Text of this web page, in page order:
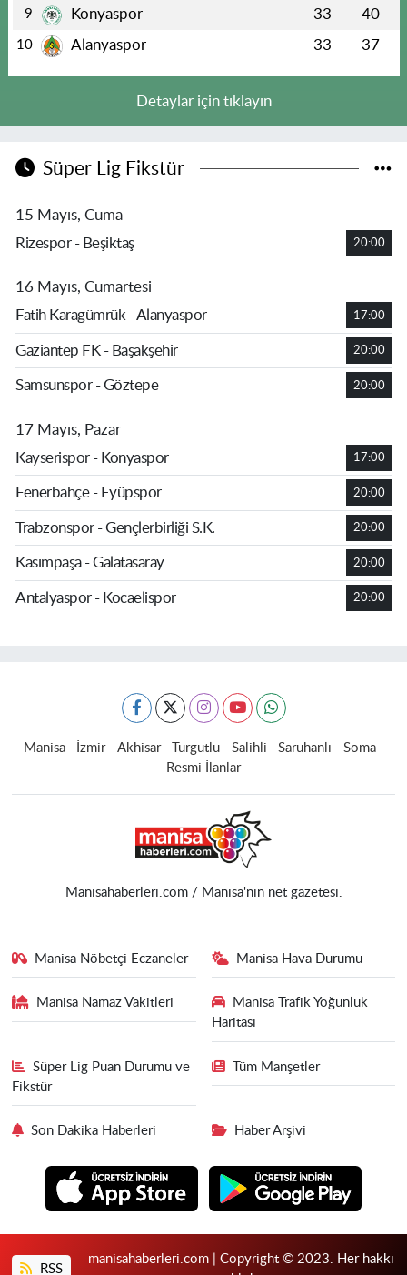
9 Konyaspor 33 40
10 Alanyaspor 33 37
Detaylar için tıklayın
Süper Lig Fikstür
15 Mayıs, Cuma
Rizespor - Beşiktaş
20:00
16 Mayıs, Cumartesi
Fatih Karagümrük - Alanyaspor
17:00
Gaziantep FK - Başakşehir 20:00
Samsunspor - Göztepe 20:00
17 Mayıs, Pazar
Kayserispor - Konyaspor
17:00
Fenerbahçe - Eyüpspor 20:00
Trabzonspor - Gençlerbirliği S.K. 20:00
Kasımpaşa - Galatasaray 20:00
Antalyaspor - Kocaelispor 20:00
Manisa İzmir Akhisar Turgutlu Salihli Saruhanlı
Soma
Resmi İlanlar
Manisahaberleri.com / Manisa'nın net gazetesi.
Manisa Nöbetçi Eczaneler Manisa Hava Durumu
Manisa Namaz Vakitleri
Manisa Trafik Yoğunluk
Haritası
Süper Lig Puan Durumu ve
Fikstür
Tüm Manşetler
Son Dakika Haberleri Haber Arşivi
RSS
manisahaberleri.com | Copyright © 2023. Her hakkı